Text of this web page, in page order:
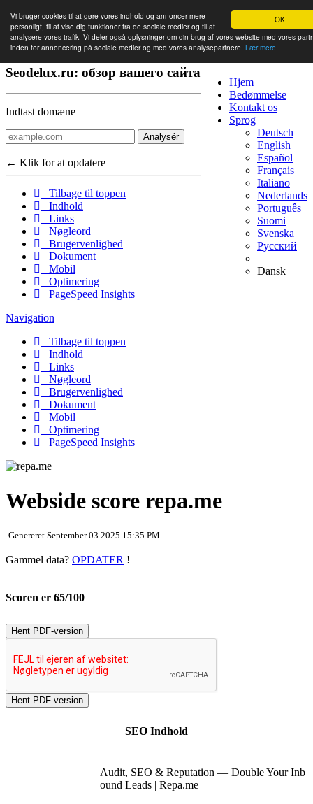
OK
Vi bruger cookies til at gøre vores indhold og annoncer mere
personligt, til at vise dig funktioner fra de sociale medier og til at
analysere vores trafik. Vi deler også oplysninger om din brug af vores website med vores
inden for annoncering på sociale medier og med vores analysepartnere. Lær mere
Hjem
Bedømmelse
Kontakt os
Sprog
Deutsch
English
Español
Français
Italiano
Nederlands
Português
Suomi
Svenska
Русский
Dansk
Seodelux.ru: обзор вашего сайта
Indtast domæne
Analysér
← Klik for at opdatere
Tilbage til toppen
Indhold
Links
Nøgleord
Brugervenlighed
Dokument
Mobil
Optimering
PageSpeed Insights
Navigation
Tilbage til toppen
Indhold
Links
Nøgleord
Brugervenlighed
Dokument
Mobil
Optimering
PageSpeed Insights
Webside score repa.me
Genereret September 03 2025 15:35 PM
Gammel data? OPDATER !
Scoren er 65/100
Hent PDF-version
SEO Indhold
Audit, SEO & Reputation — Double Your Inb
ound Leads | Repa.me